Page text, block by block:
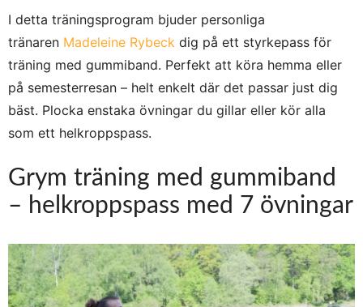
I detta träningsprogram bjuder personliga
tränaren Madeleine Rybeck dig på ett styrkepass för
träning med gummiband. Perfekt att köra hemma eller
på semesterresan – helt enkelt där det passar just dig
bäst. Plocka enstaka övningar du gillar eller kör alla
som ett helkroppspass.
Grym träning med gummiband
– helkroppspass med 7 övningar